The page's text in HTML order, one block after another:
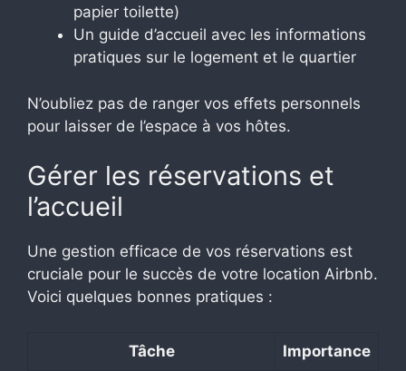
papier toilette)
Un guide d’accueil avec les informations
pratiques sur le logement et le quartier
N’oubliez pas de ranger vos effets personnels
pour laisser de l’espace à vos hôtes.
Gérer les réservations et
l’accueil
Une gestion efficace de vos réservations est
cruciale pour le succès de votre location Airbnb.
Voici quelques bonnes pratiques :
Tâche Importance